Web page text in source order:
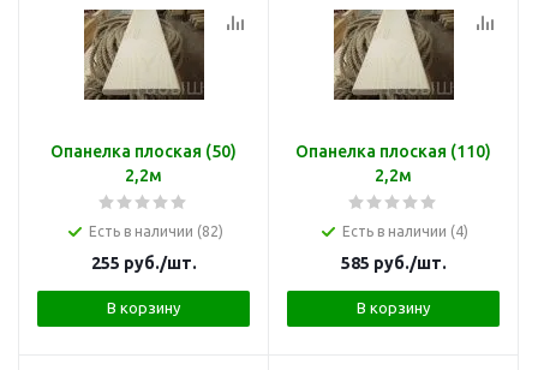
Опанелка плоская (50)
2,2м
Есть в наличии (82)
255 руб./шт.
В корзину
Опанелка плоская (110)
2,2м
Есть в наличии (4)
585 руб./шт.
В корзину